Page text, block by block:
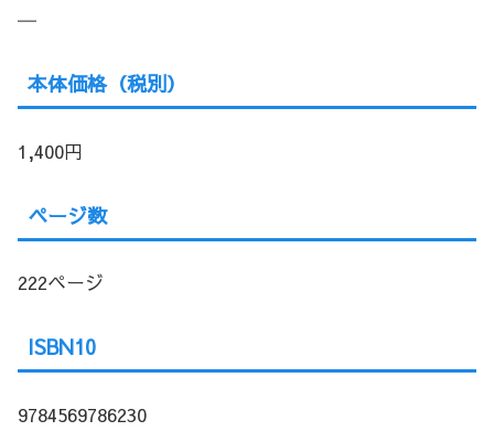
―
本体価格（税別）
1,400円
ページ数
222ページ
ISBN10
9784569786230